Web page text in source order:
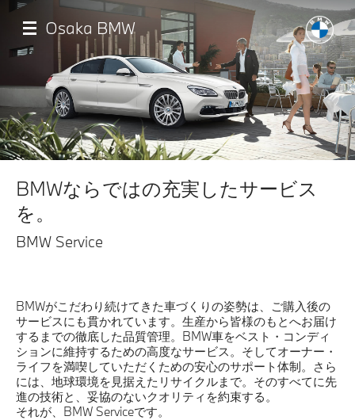
コ
テ
ツ
に
移
動
TOP
店舗一覧
試乗申込
イベント・キャンペーン
ご購入に際して
Osaka BMW
BMWならではの充実したサービス
を。
BMW Service
BMWがこだわり続けてきた車づくりの姿勢は、ご購入後の
サービスにも貫かれています。生産から皆様のもとへお届け
するまでの徹底した品質管理。BMW車をベスト・コンディ
ションに維持するための高度なサービス。そしてオーナー・
ライフを満喫していただくための安心のサポート体制。さら
には、地球環境を見据えたリサイクルまで。そのすべてに先
進の技術と、妥協のないクオリティを約束する。
それが、BMW Serviceです。